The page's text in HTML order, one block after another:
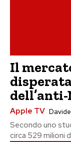
Il
Apple TV
Secondo uno
circa 529 milioni